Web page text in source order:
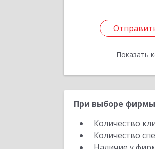
Показать
При выборе
Количество
Количество